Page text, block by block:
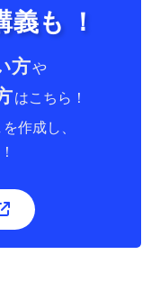
義も ！
方や
はこちら！
を作成し、